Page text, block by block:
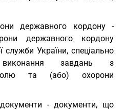
державного кордону -
державного кордону
України, спеціально
завдань з
та (або) охорони
- документи, що